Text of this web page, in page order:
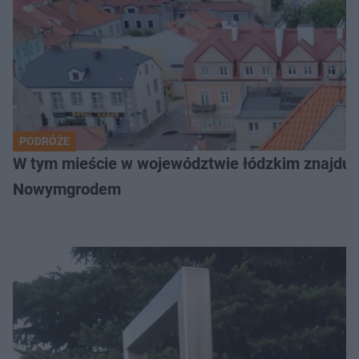
PODRÓŻE
W tym mieście w województwie łódzkim
Nowymgrodem